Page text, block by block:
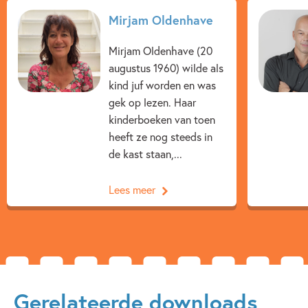
Kenmerken van e-book
12+ jaar 7 – 9 jaar
Beginnende lezer & AVI boeken
Dagelijks leven
Graphic novel/extra veel beeld
Humor
Vriendschap
Rick de Haas
Mirjam Oldenhave
Mirjam Oldenhave (20
augustus 1960) wilde als
kind juf worden en was
gek op lezen. Haar
kinderboeken van toen
heeft ze nog steeds in
de kast staan,...
Lees meer
Gerelateerde downloads